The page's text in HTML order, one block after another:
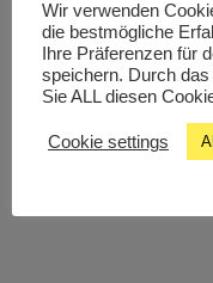
Wir verwenden
die bestmögliche
Ihre Präferenzen für
speichern. Durch
Sie ALL diesen
Cookie settings